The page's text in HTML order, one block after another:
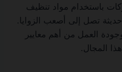
باستخدام مواد تنظيف
تصل إلى أصعب الزوايا.
وجودة العمل من أهم معايير
المجال.